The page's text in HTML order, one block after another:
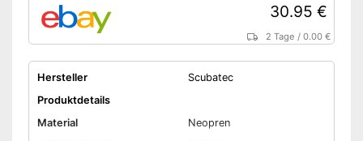
30.95 €
2 Tage /0.00 €
Hersteller
Scubatec
Produktdetails
Material
Neopren